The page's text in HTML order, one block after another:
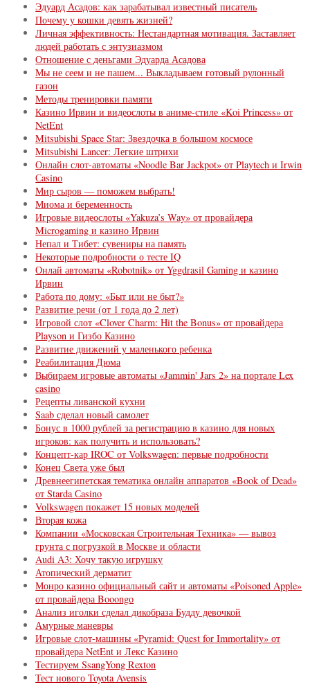
Эдуард Асадов: как зарабатывал известный писатель
Почему у кошки девять жизней?
Личная эффективность: Нестандартная мотивация. Заставляет
людей работать с энтузиазмом
Отношение с деньгами Эдуарда Асадова
Мы не сеем и не пашем... Выкладываем готовый рулонный
газон
Методы тренировки памяти
Казино Ирвин и видеослоты в аниме-стиле «Koi Princess» от
NetEnt
Mitsubishi Space Star: Звездочка в большом космосе
Mitsubishi Lancer: Легкие штрихи
Онлайн слот-автоматы «Noodle Bar Jackpot» от Playtech и Irwin
Сasino
Мир сыров — поможем выбрать!
Миома и беременность
Игровые видеослоты «Yakuza’s Way» от провайдера
Microgaming и казино Ирвин
Непал и Тибет: сувениры на память
Некоторые подробности о тесте IQ
Онлай автоматы «Robotnik» от Yggdrasil Gaming и казино
Ирвин
Работа по дому: «Быт или не быт?»
Развитие речи (от 1 года до 2 лет)
Игровой слот «Clover Charm: Hit the Bonus» от провайдера
Playson и Гизбо Казино
Развитие движений у маленького ребенка
Реабилитация Дюма
Выбираем игровые автоматы «Jammin' Jars 2» на портале Lex
casino
Рецепты ливанской кухни
Saab сделал новый самолет
Бонус в 1000 рублей за регистрацию в казино для новых
игроков: как получить и использовать?
Концепт-кар IROC от Volkswagen: первые подробности
Конец Света уже был
Древнеегипетская тематика онлайн аппаратов «Book of Dead»
от Starda Сasino
Volkswagen покажет 15 новых моделей
Вторая кожа
Компании «Московская Строительная Техника» — вывоз
грунта с погрузкой в Москве и области
Audi A3: Хочу такую игрушку
Атопический дерматит
Монро казино официальный сайт и автоматы «Poisoned Apple»
от провайдера Booongo
Анализ иголки сделал дикобраза Будду девочкой
Амурные маневры
Игровые слот-машины «Pyramid: Quest for Immortality» от
провайдера NetEnt и Лекс Казино
Тестируем SsangYong Rexton
Тест нового Toyota Avensis